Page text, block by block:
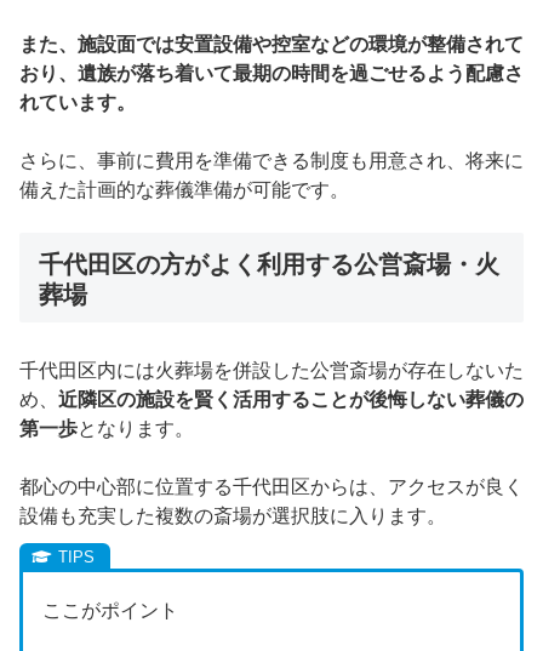
また、施設面では安置設備や控室などの環境が整備されて
おり、遺族が落ち着いて最期の時間を過ごせるよう配慮さ
れています。
さらに、事前に費用を準備できる制度も用意され、将来に
備えた計画的な葬儀準備が可能です。
千代田区の方がよく利用する公営斎場・火
葬場
千代田区内には火葬場を併設した公営斎場が存在しないた
め、 近隣区の施設を賢く活用することが後悔しない葬儀の
第一歩となります。
都心の中心部に位置する千代田区からは、アクセスが良く
設備も充実した複数の斎場が選択肢に入ります。
ここがポイント